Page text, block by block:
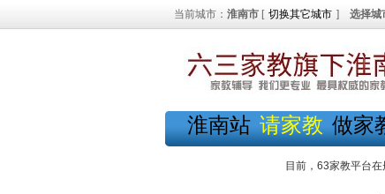
当前城市： 淮南市 [ 切换其它城市 ] 选择城
淮南站 请家教 做家
目前，63家教平台在